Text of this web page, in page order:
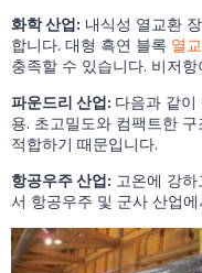
화학 산업: 내식성 열교환
합니다. 대형 흑연 블록 열
충족할 수 있습니다. 비저
파운드리 산업: 다음과 같이
용. 초고밀도와 컴팩트한
적합하기 때문입니다.
항공우주 산업: 고온에 강
서 항공우주 및 군사 산업